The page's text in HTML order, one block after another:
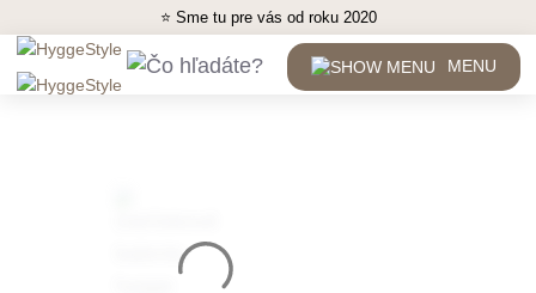
⭐ Sme tu pre vás od roku 2020
MENU